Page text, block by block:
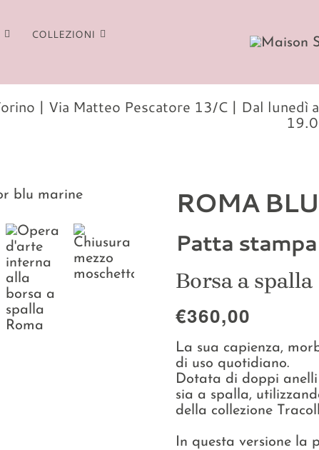
COLLEZIONI
| Via Matteo Pescatore 13/C | Dal
ROMA
Patta
Borsa a spalla
€360,00
La sua capienza,
di uso quotidiano.
Dotata di doppi
sia a spalla,
della collezione
In questa versione la